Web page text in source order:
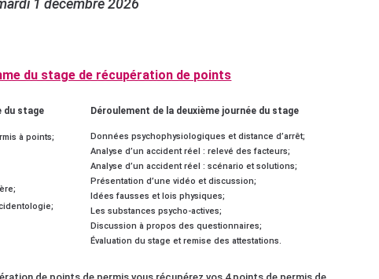
1 decembre 2026
du stage de récupération de points
du stage Déroulement de la deuxième journée du stage
à points;
Données psychophysiologiques et distance d’arrêt;
Analyse d’un accident réel : relevé des facteurs;
Analyse d’un accident réel : scénario et solutions;
Présentation d’une vidéo et discussion;
Idées fausses et lois physiques;
Les substances psycho-actives;
Discussion à propos des questionnaires;
Évaluation du stage et remise des attestations.